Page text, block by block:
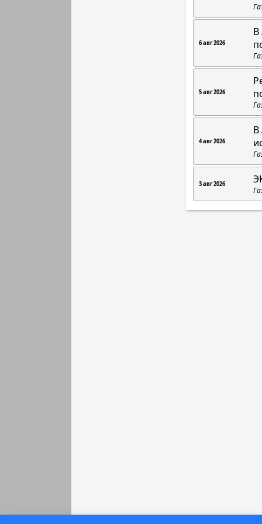
6 авг 2026
В
5 авг 2026
4 авг 2026
В
3 авг 2026